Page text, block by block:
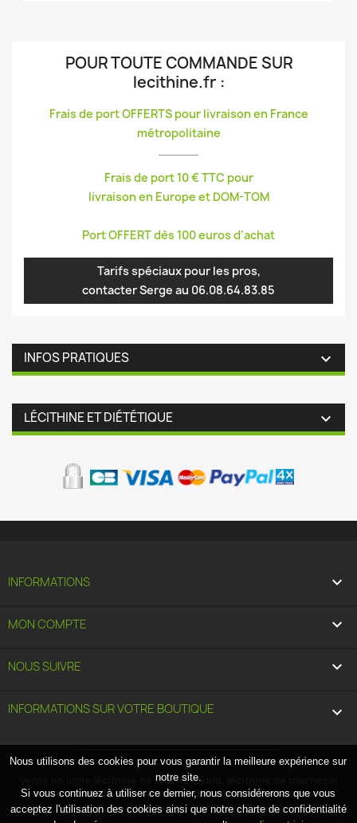
POUR TOUTE COMMANDE SUR
lecithine.fr :
Frais de port OFFERTS pour livraison en France
métropolitaine
Frais de port 10 € TTC pour
livraison en Europe et DOM-TOM
Port OFFERT dès 100 euros d'achat
Tarifs spéciaux pour les pros,
contacter Serge au 06.08.64.83.85
INFOS PRATIQUES 
LÉCITHINE ET DIÉTÉTIQUE 
INFORMATIONS 
MON COMPTE 
NOUS SUIVRE 
Nous utilisons des cookies pour vous garantir la meilleure expérience sur
notre site.
Si vous continuez à utiliser ce dernier, nous considérerons que vous
acceptez l'utilisation des cookies ainsi que notre charte de confidentialité
INFORMATIONS SUR VOTRE BOUTIQUE keyboard_arrow_down
Vente en ligne lécithine de tournesol bio, lécithine de tournesol
conventionnelle garantie sans OGM, vitamine C liposomale.